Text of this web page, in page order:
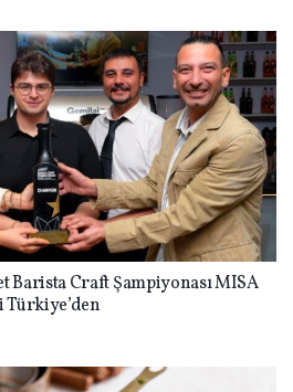
Barista Craft Şampiyonası MISA